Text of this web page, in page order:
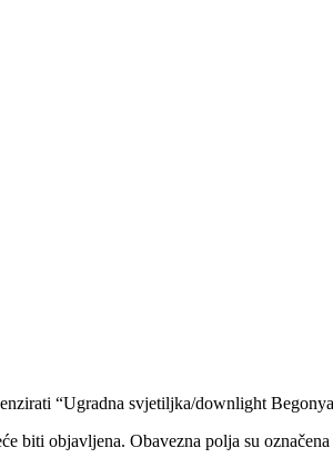
“Ugradna svjetiljka/downlight
biti objavljena. Obavezna polja su